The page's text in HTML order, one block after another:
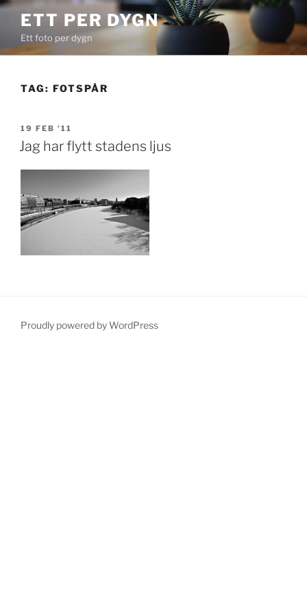
Skip
content
ETT PER DYGN
Ett foto per dygn
TAG: FOTSPÅR
POSTED
ON
19 FEB ’11
Jag har flytt stadens ljus
Proudly powered by WordPress